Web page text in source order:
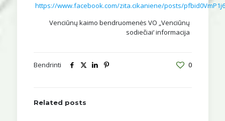
https://www.facebook.com/zita.cikaniene/posts/
Venciūnų kaimo bendruomenės VO „Venciūnų
sodiečiai‘ informacija
Bendrinti 0
Related posts